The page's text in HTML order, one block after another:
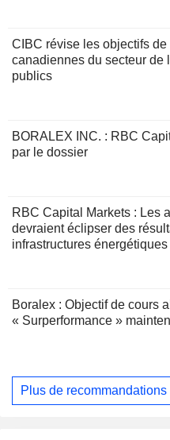
CIBC révise les objectifs
canadiennes du secteur de
publics
BORALEX INC. : RBC
par le dossier
RBC Capital Markets : Les
devraient éclipser des
infrastructures
Boralex : Objectif de cours
« Surperformance »
Plus de recommandations